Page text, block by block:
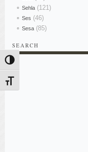
Alternar alto contraste
Alternar tamanho da fonte
Sehla (121)
Ses (46)
Sesa (85)
SEARCH
Pesquisar